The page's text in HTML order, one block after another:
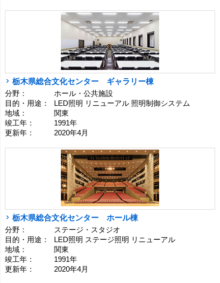
栃木県総合文化センター ギャラリー棟
分野：
ホール・公共施設
目的・用途：
LED照明 リニューアル 照明制御システム
地域：
関東
竣工年：
1991年
更新年：
2020年4月
栃木県総合文化センター ホール棟
分野：
ステージ・スタジオ
目的・用途：
LED照明 ステージ照明 リニューアル
地域：
関東
竣工年：
1991年
更新年：
2020年4月